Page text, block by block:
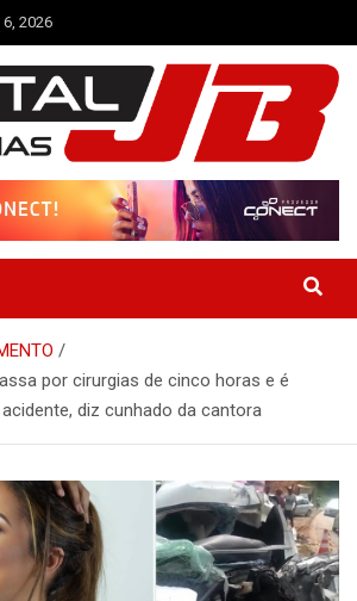
2026
JB
Mendes e Região
por cirurgias de cinco horas e é
diz cunhado da cantora